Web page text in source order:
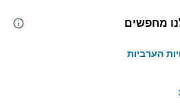
מחפשים
הערביות